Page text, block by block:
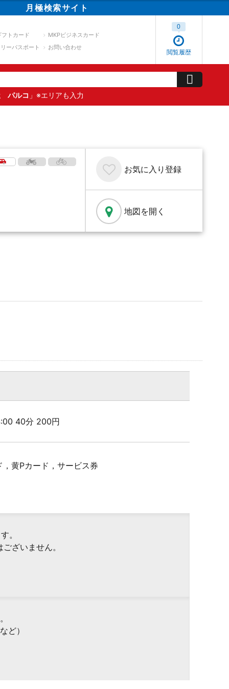
月極検索サイト
フトカード
MKPビジネスカード
ーパスポート
お問い合わせ
閲覧履歴
0
パルコ 」※エリアも入力
お気に入り 登録
地図を開く
40分 200円
黄Pカード，サービス券
。
ざいません。
ど）